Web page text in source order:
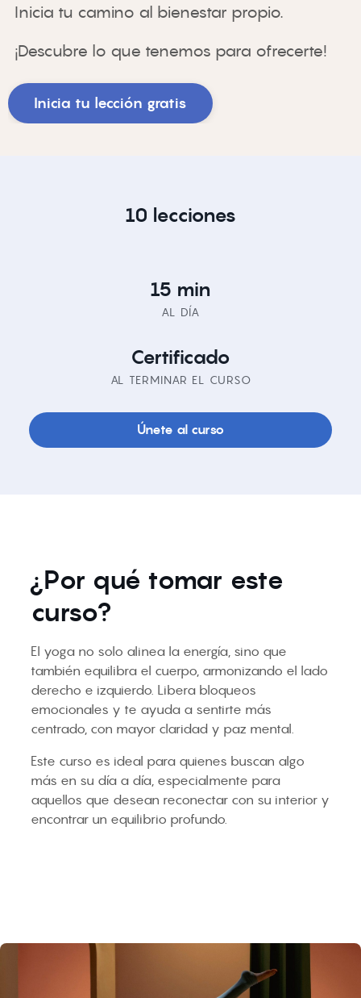
Inicia tu camino al bienestar propio.
¡Descubre lo que tenemos para ofrecerte!
Inicia tu lección gratis
10 lecciones
15 min
AL DÍA
Certificado
AL TERMINAR EL CURSO
Únete al curso
¿Por qué tomar este
curso?
El yoga no solo alinea la energía, sino que
también equilibra el cuerpo, armonizando el lado
derecho e izquierdo. Libera bloqueos
emocionales y te ayuda a sentirte más
centrado, con mayor claridad y paz mental.
Este curso es ideal para quienes buscan algo
más en su día a día, especialmente para
aquellos que desean reconectar con su interior y
encontrar un equilibrio profundo.